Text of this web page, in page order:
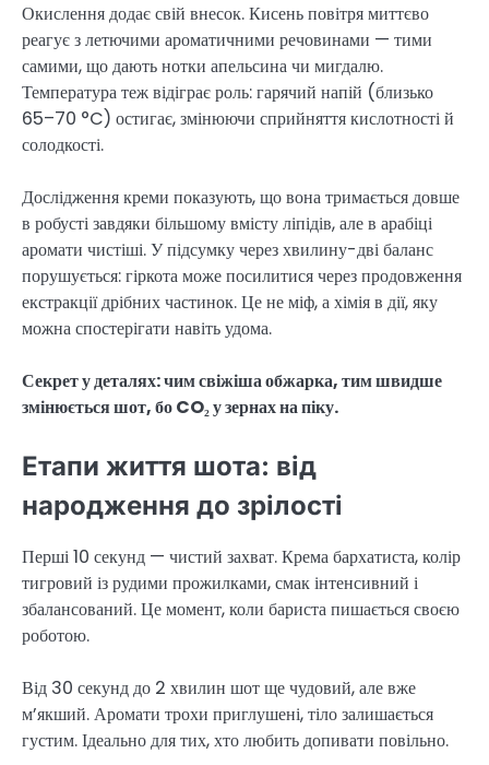
Окислення додає свій внесок. Кисень повітря миттєво
реагує з летючими ароматичними речовинами — тими
самими, що дають нотки апельсина чи мигдалю.
Температура теж відіграє роль: гарячий напій (близько
65–70 °C) остигає, змінюючи сприйняття кислотності й
солодкості.
Дослідження креми показують, що вона тримається довше
в робусті завдяки більшому вмісту ліпідів, але в арабіці
аромати чистіші. У підсумку через хвилину-дві баланс
порушується: гіркота може посилитися через продовження
екстракції дрібних частинок. Це не міф, а хімія в дії, яку
можна спостерігати навіть удома.
Секрет у деталях: чим свіжіша обжарка, тим швидше
змінюється шот, бо CO₂ у зернах на піку.
Етапи життя шота: від
народження до зрілості
Перші 10 секунд — чистий захват. Крема бархатиста, колір
тигровий із рудими прожилками, смак інтенсивний і
збалансований. Це момент, коли бариста пишається своєю
роботою.
Від 30 секунд до 2 хвилин шот ще чудовий, але вже
м’якший. Аромати трохи приглушені, тіло залишається
густим. Ідеально для тих, хто любить допивати повільно.